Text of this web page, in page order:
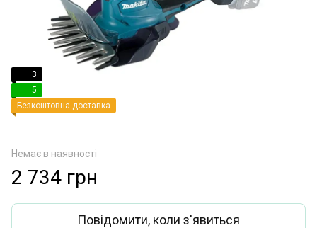
3
5
Безкоштовна доставка
Немає в наявності
2 734 грн
Повідомити, коли з'явиться